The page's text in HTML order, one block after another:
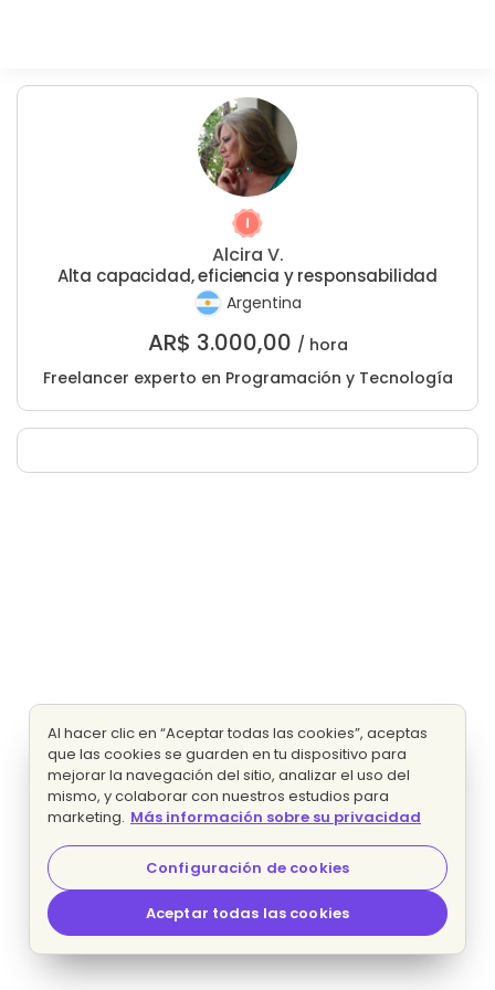
Alcira V.
Alta capacidad, eficiencia y responsabilidad
Argentina
AR$ 3.000,00 / hora
Freelancer experto en Programación y Tecnología
Al hacer clic en “Aceptar todas las cookies”, aceptas
que las cookies se guarden en tu dispositivo para
mejorar la navegación del sitio, analizar el uso del
mismo, y colaborar con nuestros estudios para
marketing. Más información sobre su privacidad
Configuración de cookies
Aceptar todas las cookies